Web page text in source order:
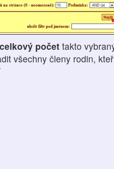
celkový počet takto
všechny členy rodin,